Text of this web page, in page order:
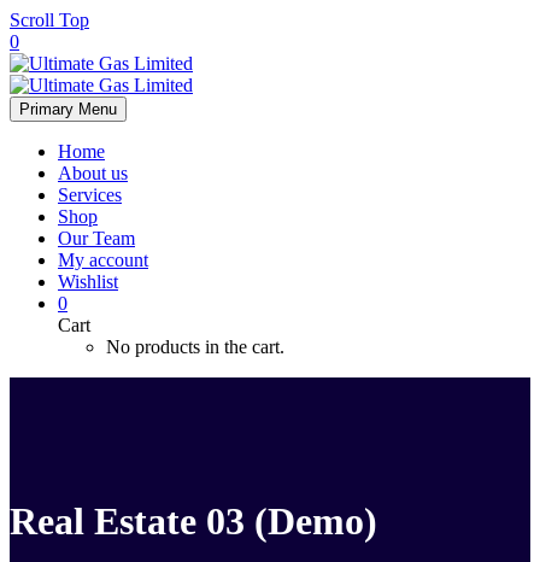
Scroll Top
0
Primary Menu
Home
About us
Services
Shop
Our Team
My account
Wishlist
0
Cart
No products in the cart.
Real Estate 03 (Demo)